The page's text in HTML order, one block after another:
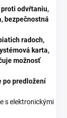
proti odvŕtaniu,
bezpečnostná
radoch,
karta,
možnosť
po predložení
s elektronickými